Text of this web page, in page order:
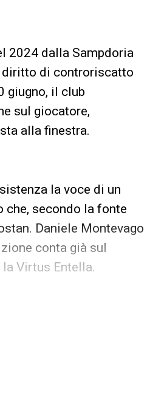
2024 dalla Sampdoria
diritto di controriscatto
giugno, il club
sul giocatore,
alla finestra.
la voce di un
che, secondo la fonte
Daniele Montevago
conta già sul
la Virtus Entella.